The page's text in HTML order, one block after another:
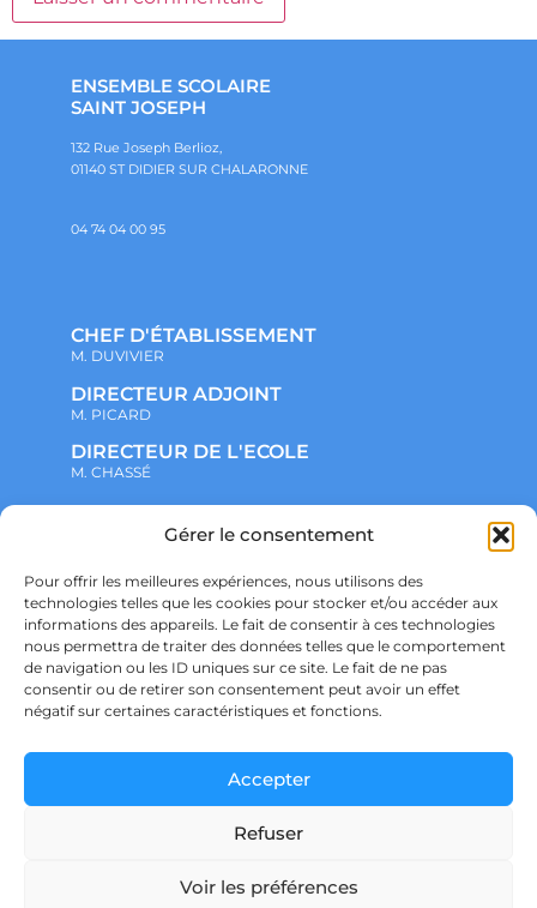
Gérer le consentement
Pour offrir les meilleures expériences, nous utilisons des
technologies telles que les cookies pour stocker et/ou accéder aux
informations des appareils. Le fait de consentir à ces technologies
nous permettra de traiter des données telles que le comportement
de navigation ou les ID uniques sur ce site. Le fait de ne pas
consentir ou de retirer son consentement peut avoir un effet
négatif sur certaines caractéristiques et fonctions.
Accepter
Refuser
Voir les préférences
ENSEMBLE SCOLAIRE
SAINT JOSEPH
132 Rue Joseph Berlioz,
01140 ST DIDIER SUR CHALARONNE
04 74 04 00 95
CHEF D'ÉTABLISSEMENT
M. DUVIVIER
DIRECTEUR ADJOINT
M. PICARD
DIRECTEUR DE L'ECOLE
M. CHASSÉ
NOTRE ENSEMBLE SCOLAIRE
ADMINISTRATIF
VIE ASSOCIATIVE
PARTENARIATS
CONTACT
PRÉ-INSCRIPTION
ÉCOLE
COLLÈGE
LYCÉE
POLITIQUE DE CONFIDENTIALITÉ &
Ensemble scolaire Saint Joseph – SAINT DIDIER SUR CHALARONNE – © Copyright